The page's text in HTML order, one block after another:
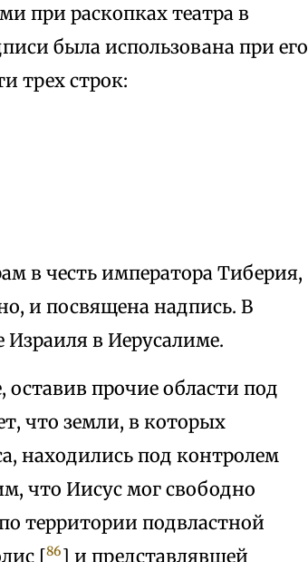
при раскопках театра в
была использована при его
трех строк:
в честь императора Тиберия,
и посвящена надпись. В
в Иерусалиме.
оставив прочие области под
что земли, в которых
находились под контролем
что Иисус мог свободно
территории подвластной
[86] и представлявшей